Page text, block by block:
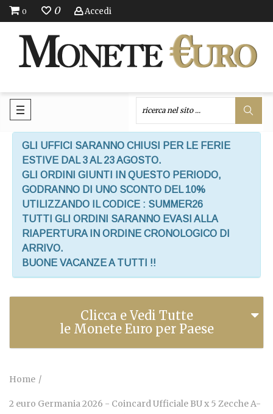
0 0 Accedi
GLI UFFICI SARANNO CHIUSI PER LE FERIE
ESTIVE DAL 3 AL 23 AGOSTO.
GLI ORDINI GIUNTI IN QUESTO PERIODO,
GODRANNO DI UNO SCONTO DEL 10%
UTILIZZANDO IL CODICE : SUMMER26
TUTTI GLI ORDINI SARANNO EVASI ALLA
RIAPERTURA IN ORDINE CRONOLOGICO DI
ARRIVO.
BUONE VACANZE A TUTTI !!
Clicca e Vedi Tutte
le Monete Euro per Paese
Home
2 euro Germania 2026 - Coincard Ufficiale BU x 5 Zecche A-